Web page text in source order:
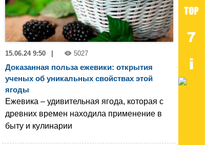
15.06.24 9:50 5027
Доказанная польза ежевики: открытия
ученых об уникальных свойствах этой
ягоды
Ежевика – удивительная ягода, которая с
древних времен находила применение в
быту и кулинарии